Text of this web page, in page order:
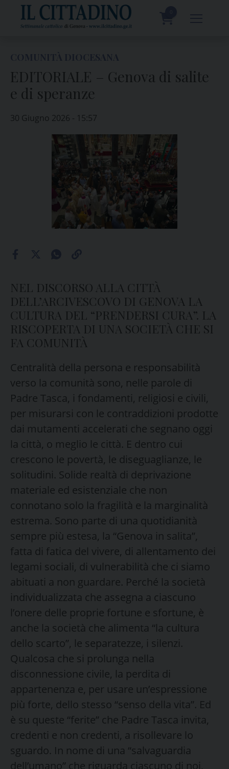
content
EDITORIALE – Genova di salite
e di speranze
30 Giugno 2026 - 15:57
NEL DISCORSO ALLA CITTÀ
DELL’ARCIVESCOVO DI GENOVA LA
CULTURA DEL “PRENDERSI CURA”. LA
RISCOPERTA DI UNA SOCIETÀ CHE SI
FA COMUNITÀ
Centralità della persona e responsabilità
verso la comunità sono, nelle parole di
Padre Tasca, i fondamenti, religiosi e civili,
per misurarsi con le contraddizioni prodotte
dai mutamenti accelerati che segnano oggi
la città, o meglio le città. E dentro cui
crescono le povertà, le diseguaglianze, le
solitudini. Solide realtà di deprivazione
materiale ed esistenziale che non
connotano solo la fragilità e la marginalità
estrema. Sono parte di una quotidianità
sempre più estesa, la “Genova in salita”,
fatta di fatica del vivere, di allentamento dei
legami sociali, di vulnerabilità che ci siamo
abituati a non guardare. Perché la società
individualizzata che assegna a ciascuno
l’onere delle proprie fortune e sfortune, è
anche la società che alimenta “la cultura
dello scarto”, le separatezze, i silenzi.
Qualcosa che si prolunga nella
disconnessione civile, la perdita di
appartenenza e, per usare un’espressione
più forte, dello stesso “senso della vita”. Ed
è su queste “ferite” che Padre Tasca invita,
credenti e non credenti, a risollevare lo
sguardo. In nome di una “salvaguardia
dell’umano” che riguarda ciascuno di noi,